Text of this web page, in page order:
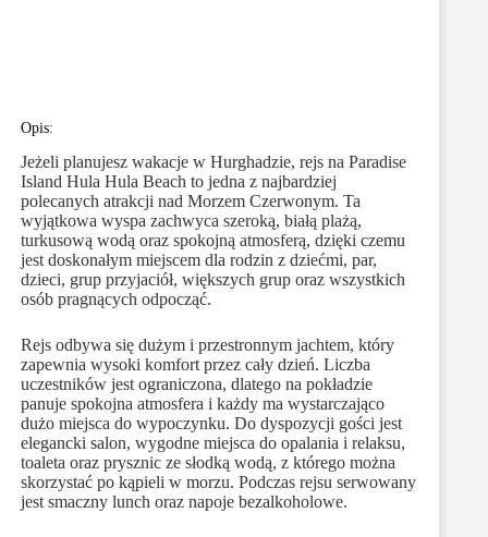
Opis:
Jeżeli planujesz wakacje w Hurghadzie, rejs na Paradise
Island Hula Hula Beach to jedna z najbardziej
polecanych atrakcji nad Morzem Czerwonym. Ta
wyjątkowa wyspa zachwyca szeroką, białą plażą,
turkusową wodą oraz spokojną atmosferą, dzięki czemu
jest doskonałym miejscem dla rodzin z dziećmi, par,
dzieci, grup przyjaciół, większych grup oraz wszystkich
osób pragnących odpocząć.
Rejs odbywa się dużym i przestronnym jachtem, który
zapewnia wysoki komfort przez cały dzień. Liczba
uczestników jest ograniczona, dlatego na pokładzie
panuje spokojna atmosfera i każdy ma wystarczająco
dużo miejsca do wypoczynku. Do dyspozycji gości jest
elegancki salon, wygodne miejsca do opalania i relaksu,
toaleta oraz prysznic ze słodką wodą, z którego można
skorzystać po kąpieli w morzu. Podczas rejsu serwowany
jest smaczny lunch oraz napoje bezalkoholowe.